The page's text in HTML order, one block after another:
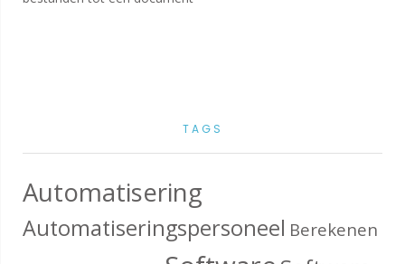
TAGS
Automatisering
Automatiseringspersoneel Berekenen